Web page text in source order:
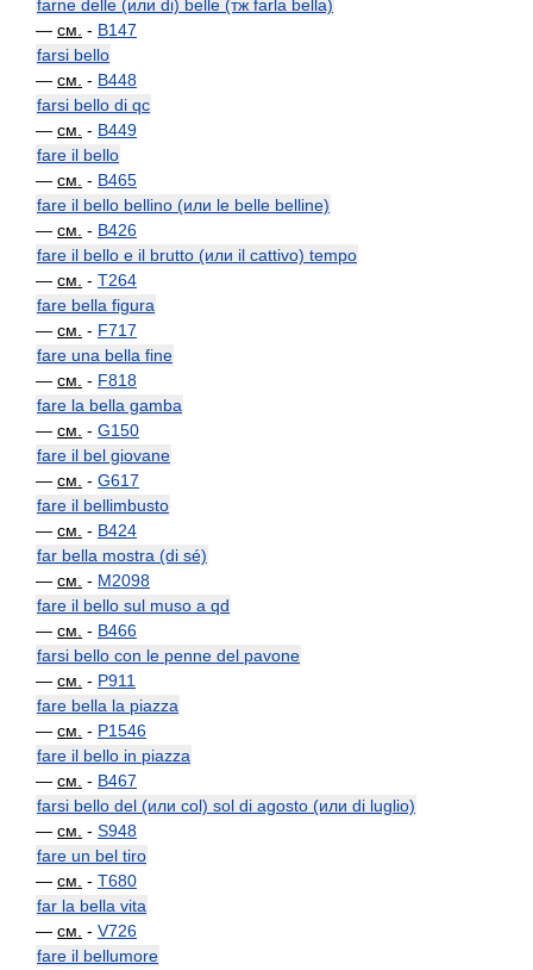
farne delle (или di) belle (тж farla bella)
— см. - B147
farsi bello
— см. - B448
farsi bello di qc
— см. - B449
fare il bello
— см. - B465
fare il bello bellino (или le belle belline)
— см. - B426
fare il bello e il brutto (или il cattivo) tempo
— см. - T264
fare bella figura
— см. - F717
fare una bella fine
— см. - F818
fare la bella gamba
— см. - G150
fare il bel giovane
— см. - G617
fare il bellimbusto
— см. - B424
far bella mostra (di sé)
— см. - M2098
fare il bello sul muso a qd
— см. - B466
farsi bello con le penne del pavone
— см. - P911
fare bella la piazza
— см. - P1546
fare il bello in piazza
— см. - B467
farsi bello del (или col) sol di agosto (или di luglio)
— см. - S948
fare un bel tiro
— см. - T680
far la bella vita
— см. - V726
fare il bellumore